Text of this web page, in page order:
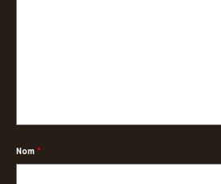
Nom *